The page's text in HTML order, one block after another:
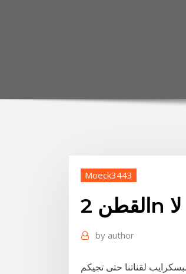
Moeck3443
القطن 2n لا
by author
لقناتنا حتى تجيكم